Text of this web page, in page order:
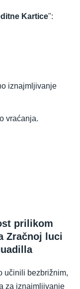
Kartice":
iznajmljivanje
vraćanja.
prilikom
Zračnoj luci
učinili bezbrižnim,
za iznajmljivanje